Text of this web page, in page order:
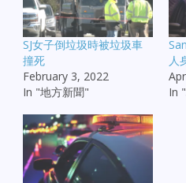
SJ女子倒垃圾時被垃圾車
撞死
February 3, 2022
In "地方新聞"
人
In